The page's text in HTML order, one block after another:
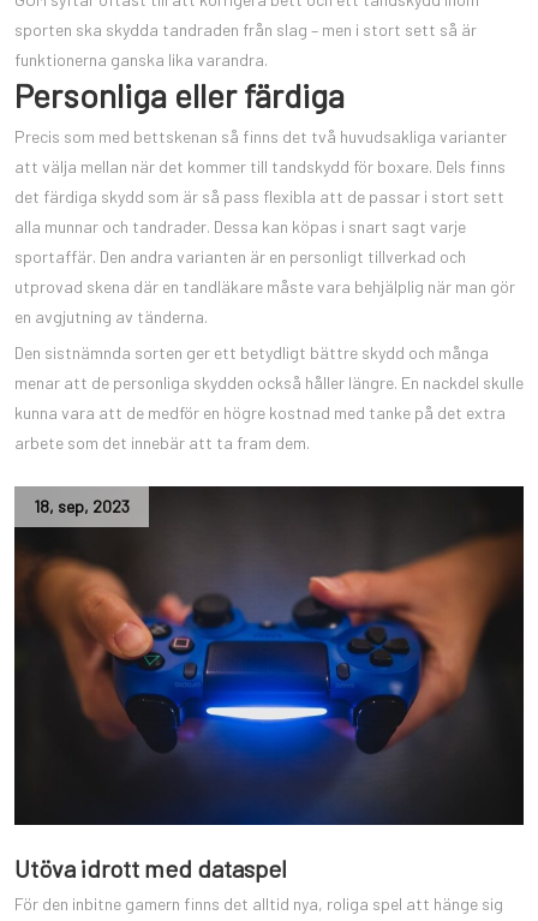
sporten ska skydda tandraden från slag – men i stort sett så är
funktionerna ganska lika varandra.
Personliga eller färdiga
Precis som med bettskenan så finns det två huvudsakliga varianter
att välja mellan när det kommer till tandskydd för boxare. Dels finns
det färdiga skydd som är så pass flexibla att de passar i stort sett
alla munnar och tandrader. Dessa kan köpas i snart sagt varje
sportaffär. Den andra varianten är en personligt tillverkad och
utprovad skena där en tandläkare måste vara behjälplig när man gör
en avgjutning av tänderna.
Den sistnämnda sorten ger ett betydligt bättre skydd och många
menar att de personliga skydden också håller längre. En nackdel skulle
kunna vara att de medför en högre kostnad med tanke på det extra
arbete som det innebär att ta fram dem.
18, sep, 2023
Utöva idrott med dataspel
För den inbitne gamern finns det alltid nya, roliga spel att hänge sig